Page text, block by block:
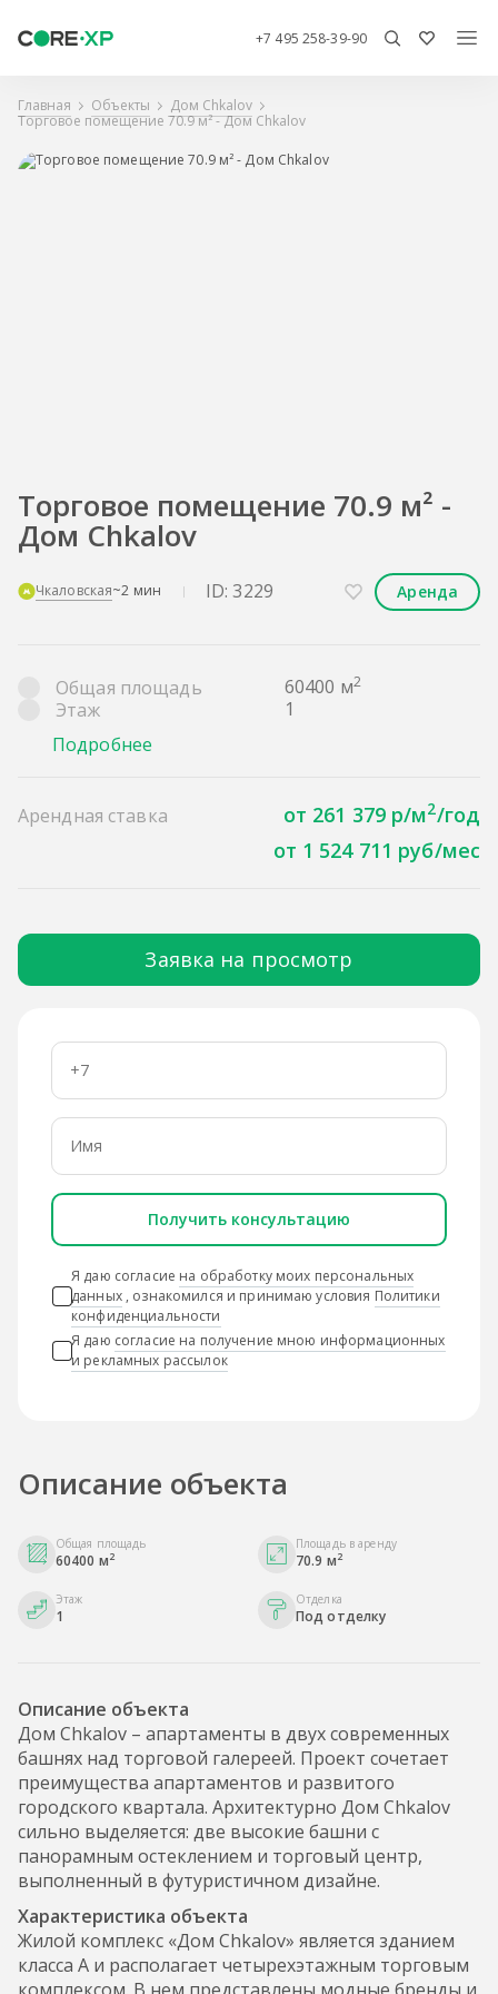
+7 495 258-39-90
Главная Объекты
Дом Chkalov
Торговое помещение 70.9 м² - Дом Chkalov
Торговое помещение 70.9 м² -
Дом Chkalov
Чкаловская~2 мин ID: 3229 Аренда
Общая площадь 60400 м2
Этаж
1
Подробнее
Арендная ставка от 261 379 р/м2/год
от 1 524 711 руб/мес
Заявка на просмотр
Получить консультацию
Я даю согласие на обработку моих персональных
данных, ознакомился и принимаю условия Политики
конфиденциальности
Я даю согласие на получение мною информационных
и рекламных рассылок
Описание объекта
Общая площадь
60400 м2
Площадь в аренду
70.9 м2
Этаж
1
Отделка
Под отделку
Описание объекта
Дом Chkalov – апартаменты в двух современных
башнях над торговой галереей. Проект сочетает
преимущества апартаментов и развитого
городского квартала. Архитектурно Дом Chkalov
сильно выделяется: две высокие башни с
панорамным остеклением и торговый центр,
выполненный в футуристичном дизайне.
Характеристика объекта
Жилой комплекс «Дом Chkalov» является зданием
класса А и располагает четырехэтажным торговым